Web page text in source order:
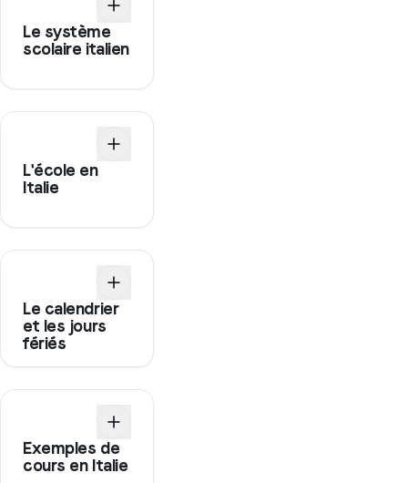
Le système
scolaire italien
L'école en
Italie
Le calendrier
et les jours
fériés
Exemples de
cours en Italie